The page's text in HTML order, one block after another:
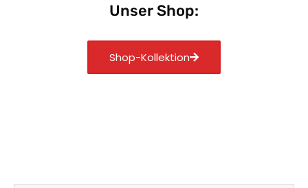
Unser Shop:
Shop-Kollektion